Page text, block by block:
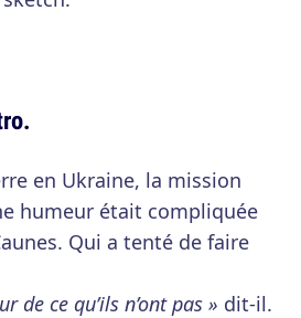
en Ukraine, la mission
humeur était compliquée
Qui a tenté de faire
de ce qu’ils n’ont pas » dit-il.